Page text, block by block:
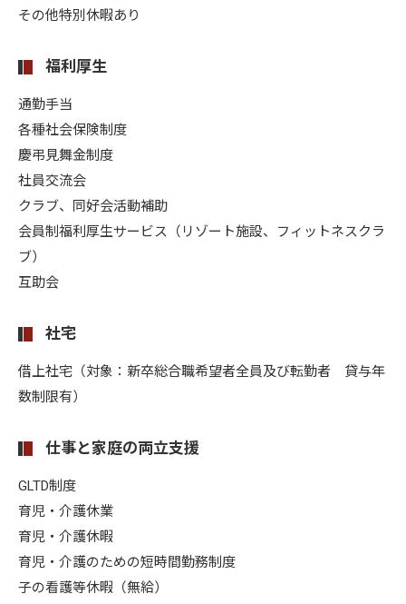
その他特別休暇あり
福利厚生
通勤手当
各種社会保険制度
慶弔見舞金制度
社員交流会
クラブ、同好会活動補助
会員制福利厚生サービス（リゾート施設、フィットネスクラ
ブ）
互助会
社宅
借上社宅（対象：新卒総合職希望者全員及び転勤者 貸与年
数制限有）
仕事と家庭の両立支援
GLTD制度
育児・介護休業
育児・介護休暇
育児・介護のための短時間勤務制度
子の看護等休暇（無給）